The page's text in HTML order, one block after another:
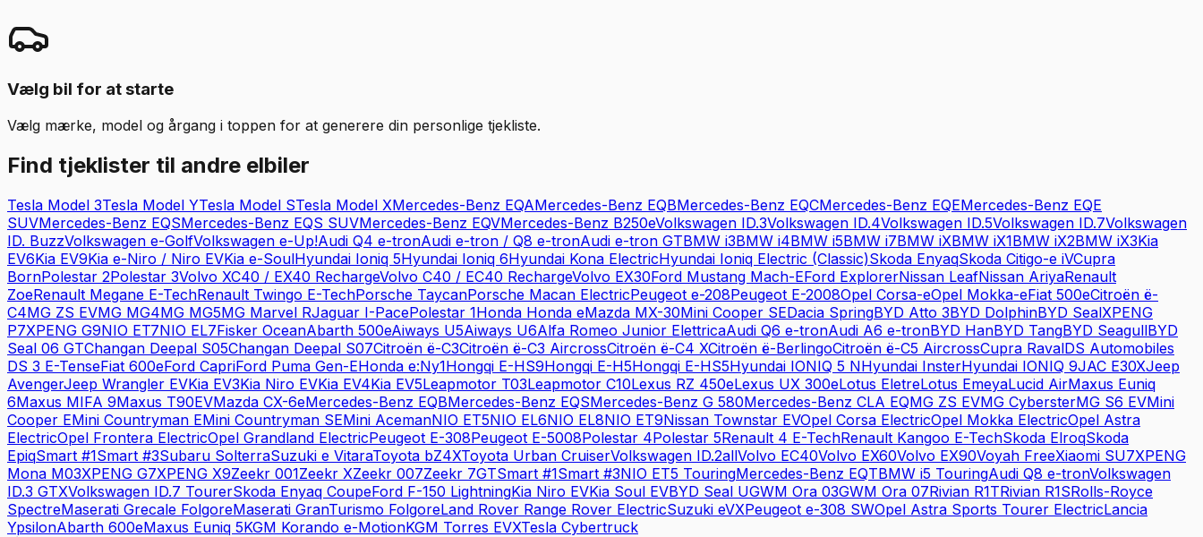
Vælg bil for at starte
Vælg mærke, model og årgang i toppen for at generere din personlige tjekliste.
Find tjeklister til andre elbiler
Tesla Model 3Tesla Model YTesla Model STesla Model XMercedes-Benz EQAMercedes-Benz EQBMercedes-Benz EQCMercedes-Benz EQEMercedes-Benz EQE
SUVMercedes-Benz EQSMercedes-Benz EQS SUVMercedes-Benz EQVMercedes-Benz B250eVolkswagen ID.3Volkswagen ID.4Volkswagen ID.5Volkswagen ID.7Volkswagen
ID. BuzzVolkswagen e-GolfVolkswagen e-Up!Audi Q4 e-tronAudi e-tron / Q8 e-tronAudi e-tron GTBMW i3BMW i4BMW i5BMW i7BMW iXBMW iX1BMW iX2BMW iX3Kia
EV6Kia EV9Kia e-Niro / Niro EVKia e-SoulHyundai Ioniq 5Hyundai Ioniq 6Hyundai Kona ElectricHyundai Ioniq Electric (Classic)Skoda EnyaqSkoda Citigo-e iVCupra
BornPolestar 2Polestar 3Volvo XC40 / EX40 RechargeVolvo C40 / EC40 RechargeVolvo EX30Ford Mustang Mach-EFord ExplorerNissan LeafNissan AriyaRenault
ZoeRenault Megane E-TechRenault Twingo E-TechPorsche TaycanPorsche Macan ElectricPeugeot e-208Peugeot E-2008Opel Corsa-eOpel Mokka-eFiat 500eCitroën ë-
C4MG ZS EVMG MG4MG MG5MG Marvel RJaguar I-PacePolestar 1Honda Honda eMazda MX-30Mini Cooper SEDacia SpringBYD Atto 3BYD DolphinBYD SealXPENG
P7XPENG G9NIO ET7NIO EL7Fisker OceanAbarth 500eAiways U5Aiways U6Alfa Romeo Junior ElettricaAudi Q6 e-tronAudi A6 e-tronBYD HanBYD TangBYD SeagullBYD
Seal 06 GTChangan Deepal S05Changan Deepal S07Citroën ë-C3Citroën ë-C3 AircrossCitroën ë-C4 XCitroën ë-BerlingoCitroën ë-C5 AircrossCupra RavalDS Automobiles
DS 3 E-TenseFiat 600eFord CapriFord Puma Gen-EHonda e:Ny1Hongqi E-HS9Hongqi E-H5Hongqi E-HS5Hyundai IONIQ 5 NHyundai InsterHyundai IONIQ 9JAC E30XJeep
AvengerJeep Wrangler EVKia EV3Kia Niro EVKia EV4Kia EV5Leapmotor T03Leapmotor C10Lexus RZ 450eLexus UX 300eLotus EletreLotus EmeyaLucid AirMaxus Euniq
6Maxus MIFA 9Maxus T90EVMazda CX-6eMercedes-Benz EQBMercedes-Benz EQSMercedes-Benz G 580Mercedes-Benz CLA EQMG ZS EVMG CybersterMG S6 EVMini
Cooper EMini Countryman EMini Countryman SEMini AcemanNIO ET5NIO EL6NIO EL8NIO ET9Nissan Townstar EVOpel Corsa ElectricOpel Mokka ElectricOpel Astra
ElectricOpel Frontera ElectricOpel Grandland ElectricPeugeot E-308Peugeot E-5008Polestar 4Polestar 5Renault 4 E-TechRenault Kangoo E-TechSkoda ElroqSkoda
EpiqSmart #1Smart #3Subaru SolterraSuzuki e VitaraToyota bZ4XToyota Urban CruiserVolkswagen ID.2allVolvo EC40Volvo EX60Volvo EX90Voyah FreeXiaomi SU7XPENG
Mona M03XPENG G7XPENG X9Zeekr 001Zeekr XZeekr 007Zeekr 7GTSmart #1Smart #3NIO ET5 TouringMercedes-Benz EQTBMW i5 TouringAudi Q8 e-tronVolkswagen
ID.3 GTXVolkswagen ID.7 TourerSkoda Enyaq CoupeFord F-150 LightningKia Niro EVKia Soul EVBYD Seal UGWM Ora 03GWM Ora 07Rivian R1TRivian R1SRolls-Royce
SpectreMaserati Grecale FolgoreMaserati GranTurismo FolgoreLand Rover Range Rover ElectricSuzuki eVXPeugeot e-308 SWOpel Astra Sports Tourer ElectricLancia
YpsilonAbarth 600eMaxus Euniq 5KGM Korando e-MotionKGM Torres EVXTesla Cybertruck